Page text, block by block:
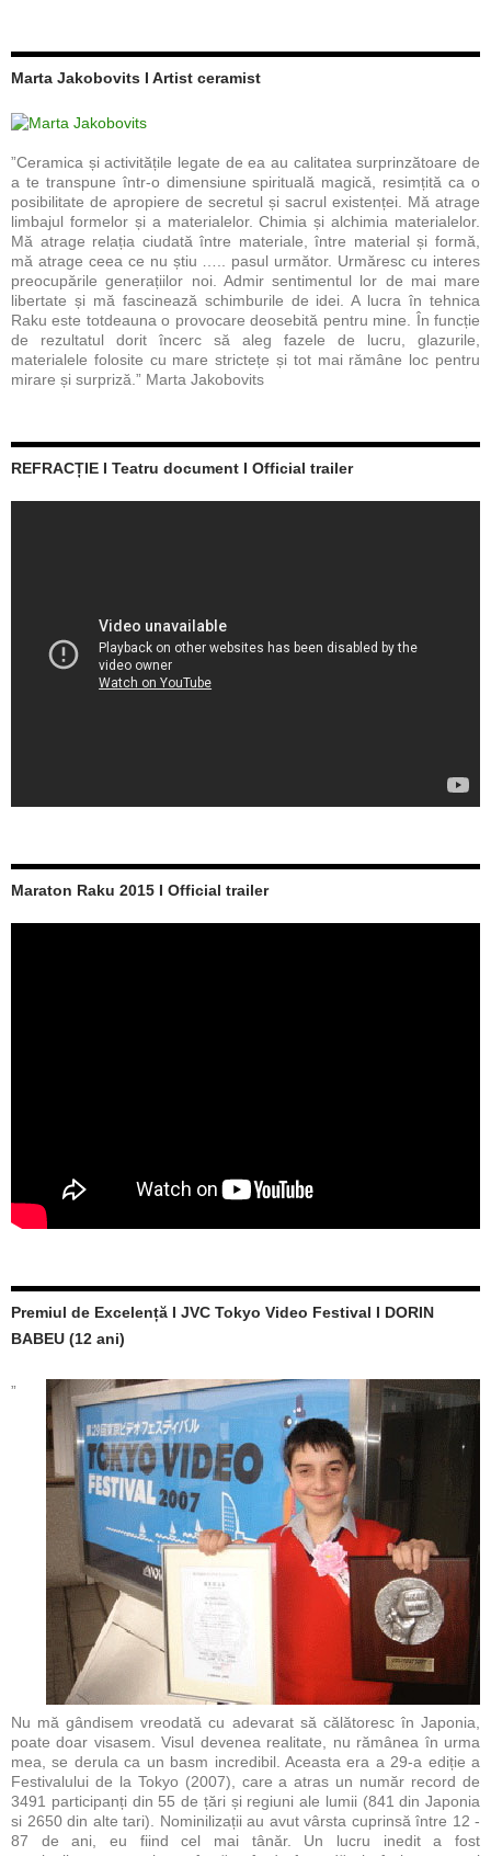
Marta Jakobovits I Artist ceramist
”Ceramica și activitățile legate de ea au calitatea surprinzătoare de
a te transpune într-o dimensiune spirituală magică, resimțită ca o
posibilitate de apropiere de secretul și sacrul existenței. Mă atrage
limbajul formelor și a materialelor. Chimia și alchimia materialelor.
Mă atrage relația ciudată între materiale, între material și formă,
mă atrage ceea ce nu știu ….. pasul următor. Urmăresc cu interes
preocupările generațiilor noi. Admir sentimentul lor de mai mare
libertate și mă fascinează schimburile de idei. A lucra în tehnica
Raku este totdeauna o provocare deosebită pentru mine. În funcție
de rezultatul dorit încerc să aleg fazele de lucru, glazurile,
materialele folosite cu mare strictețe și tot mai rămâne loc pentru
mirare și surpriză.” Marta Jakobovits
REFRACȚIE I Teatru document I Official trailer
Maraton Raku 2015 I Official trailer
Premiul de Excelență I JVC Tokyo Video Festival I DORIN
BABEU (12 ani)
Nu mă gândisem vreodată cu adevarat să călătoresc în Japonia,
poate doar visasem. Visul devenea realitate, nu rămânea în urma
mea, se derula ca un basm incredibil. Aceasta era a 29-a ediție a
Festivalului de la Tokyo (2007), care a atras un număr record de
3491 participanți din 55 de țări și regiuni ale lumii (841 din Japonia
si 2650 din alte tari). Nominilizații au avut vârsta cuprinsă între 12 -
87 de ani, eu fiind cel mai tânăr. Un lucru inedit a fost